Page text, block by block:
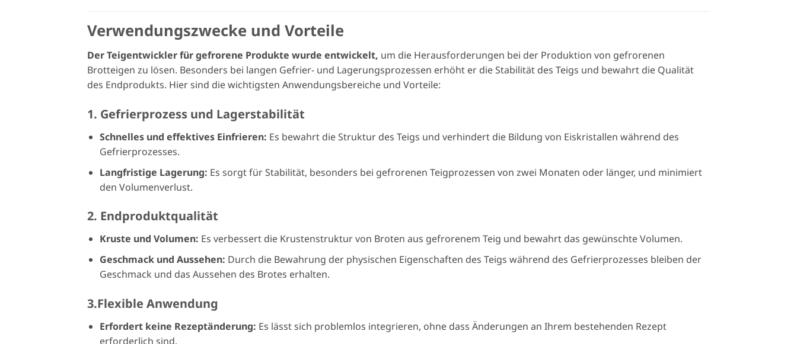
Verwendungszwecke und Vorteile
Der Teigentwickler für gefrorene Produkte wurde entwickelt, um die Herausforderungen bei der Produktion von gefrorenen
Brotteigen zu lösen. Besonders bei langen Gefrier- und Lagerungsprozessen erhöht er die Stabilität des Teigs und bewahrt die Qualität
des Endprodukts. Hier sind die wichtigsten Anwendungsbereiche und Vorteile:
1. Gefrierprozess und Lagerstabilität
Schnelles und effektives Einfrieren: Es bewahrt die Struktur des Teigs und verhindert die Bildung von Eiskristallen während des
Gefrierprozesses.
Langfristige Lagerung: Es sorgt für Stabilität, besonders bei gefrorenen Teigprozessen von zwei Monaten oder länger, und minimiert
den Volumenverlust.
2. Endproduktqualität
Kruste und Volumen: Es verbessert die Krustenstruktur von Broten aus gefrorenem Teig und bewahrt das gewünschte Volumen.
Geschmack und Aussehen: Durch die Bewahrung der physischen Eigenschaften des Teigs während des Gefrierprozesses bleiben der
Geschmack und das Aussehen des Brotes erhalten.
3.Flexible Anwendung
Erfordert keine Rezeptänderung: Es lässt sich problemlos integrieren, ohne dass Änderungen an Ihrem bestehenden Rezept
erforderlich sind.